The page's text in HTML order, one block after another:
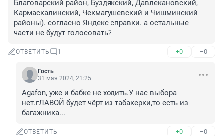
Благоварский район, Буздякский, Давлекановский,
Кармаскалинский, Чекмагушевский и Чишминский
районы). согласно Яндекс справки. а остальные
части не будут голосовать?
ОТВЕТИТЬ 1 +0 –0
Гость
31 мая 2024, 21:25
Agafon, уже и бабке не ходить.У нас выбора
нет.гЛАВОЙ будет чёрт из табакерки,то есть из
багажника...
ОТВЕТИТЬ +0 –0